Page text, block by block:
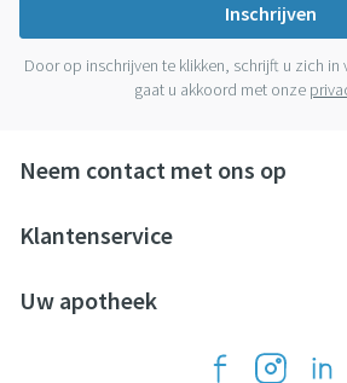
Inschrijven
Door op inschrijven te klikken, schrijft u zich
gaat u akkoord met onze
Neem contact met ons op
Klantenservice
Uw apotheek